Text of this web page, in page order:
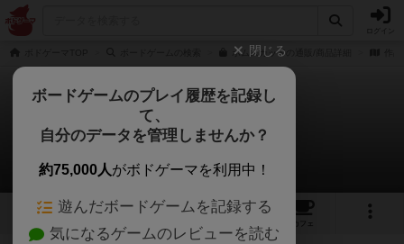
ボムスカッドの通販/商品詳細
ボムスカッド
てうさんのレビュー
7 8
カフェ
閉じる
ボードゲームのプレイ履歴を記録し
て、
自分のデータを管理しませんか？
約75,000人がボドゲーマを利用中！
遊んだボードゲームを記録する
気になるゲームのレビューを読む